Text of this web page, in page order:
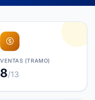
VENTAS (TRAMO)
8/13